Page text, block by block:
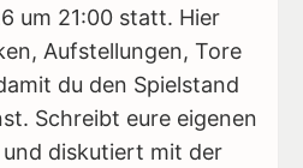
um 21:00 statt. Hier
Aufstellungen, Tore
du den Spielstand
Schreibt eure eigenen
und diskutiert mit der